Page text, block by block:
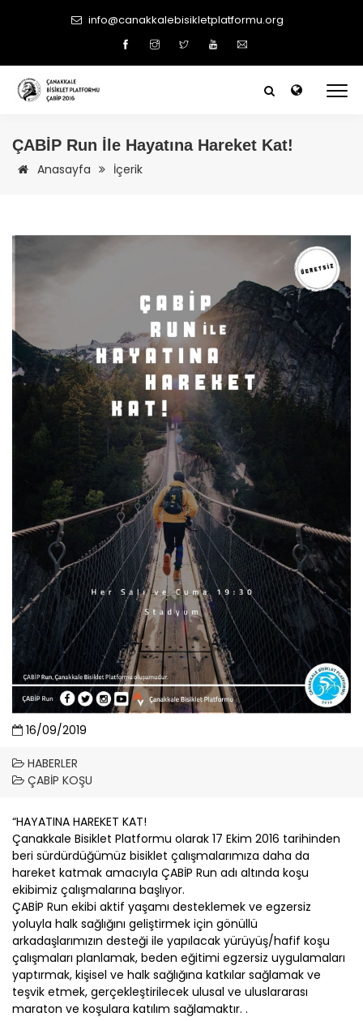
info@canakkalebisikletplatformu.org
ÇABİP Run İle Hayatına Hareket Kat!
Anasayfa İçerik
16/09/2019
HABERLER
ÇABİP KOŞU
“HAYATINA HAREKET KAT!
Çanakkale Bisiklet Platformu olarak 17 Ekim 2016 tarihinden
beri sürdürdüğümüz bisiklet çalışmalarımıza daha da
hareket katmak amacıyla ÇABİP Run adı altında koşu
ekibimiz çalışmalarına başlıyor.
ÇABİP Run ekibi aktif yaşamı desteklemek ve egzersiz
yoluyla halk sağlığını geliştirmek için gönüllü
arkadaşlarımızın desteği ile yapılacak yürüyüş/hafif koşu
çalışmaları planlamak, beden eğitimi egzersiz uygulamaları
yaptırmak, kişisel ve halk sağlığına katkılar sağlamak ve
teşvik etmek, gerçekleştirilecek ulusal ve uluslararası
maraton ve koşulara katılım sağlamaktır. .